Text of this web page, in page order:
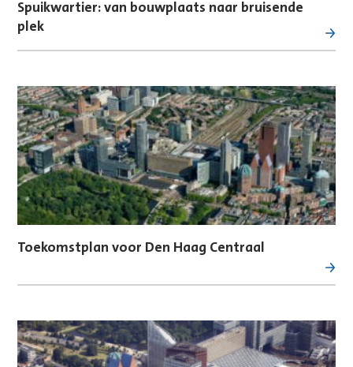
Spuikwartier: van bouwplaats naar bruisende
plek
Toekomstplan voor Den Haag Centraal